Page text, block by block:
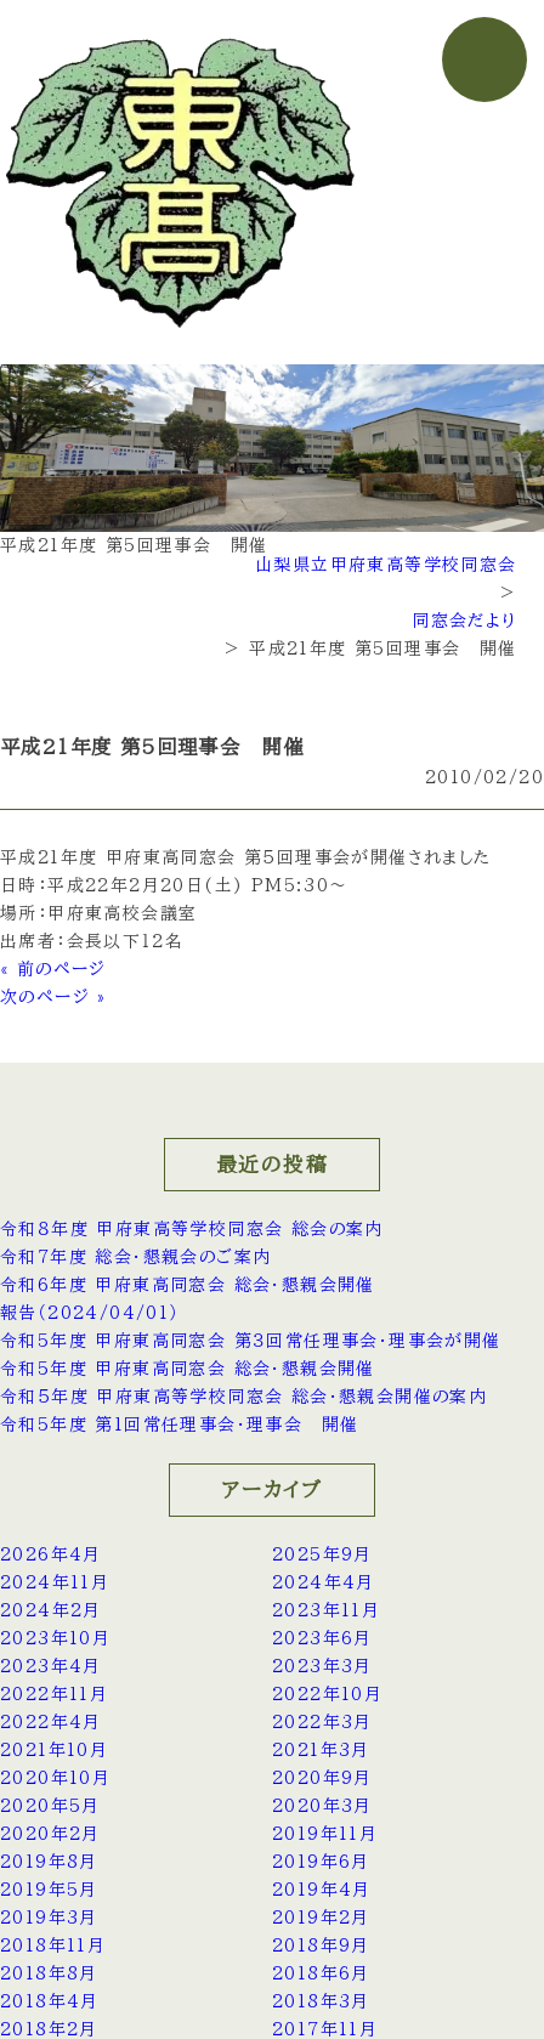
平成21年度 第5回理事会 開催
山梨県立甲府東高等学校同窓会
>
同窓会だより
>平成21年度 第5回理事会 開催
平成21年度 第5回理事会 開催
2010/02/20
平成21年度 甲府東高同窓会 第５回理事会が開催されました
日時：平成22年2月20日(土) PM5:30～
場所：甲府東高校会議室
出席者：会長以下１２名
« 前のページ
次のページ »
最近の投稿
令和８年度 甲府東高等学校同窓会 総会の案内
令和7年度 総会・懇親会のご案内
令和6年度 甲府東高同窓会 総会・懇親会開催
報告（2024/04/01）
令和5年度 甲府東高同窓会 第３回常任理事会・理事会が開催
令和5年度 甲府東高同窓会 総会・懇親会開催
令和５年度 甲府東高等学校同窓会 総会・懇親会開催の案内
令和5年度 第1回常任理事会・理事会 開催
アーカイブ
2026年4月
2025年9月
2024年11月
2024年4月
2024年2月
2023年11月
2023年10月
2023年6月
2023年4月
2023年3月
2022年11月
2022年10月
2022年4月
2022年3月
2021年10月
2021年3月
2020年10月
2020年9月
2020年5月
2020年3月
2020年2月
2019年11月
2019年8月
2019年6月
2019年5月
2019年4月
2019年3月
2019年2月
2018年11月
2018年9月
2018年8月
2018年6月
2018年4月
2018年3月
2018年2月
2017年11月